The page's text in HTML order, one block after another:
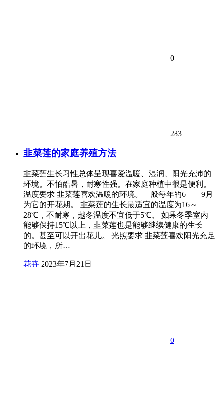
0
283
韭菜莲的家庭养殖方法
韭菜莲生长习性总体呈现喜爱温暖、湿润、阳光充沛的
环境。不怕酷暑，耐寒性强。在家庭种植中很是便利。
温度要求 韭菜莲喜欢温暖的环境。一般每年的6——9月
为它的开花期。 韭菜莲的生长最适宜的温度为16～
28℃，不耐寒，越冬温度不宜低于5℃。 如果冬季室内
能够保持15℃以上，韭菜莲也是能够继续健康的生长
的。甚至可以开出花儿。 光照要求 韭菜莲喜欢阳光充足
的环境，所…
花卉 2023年7月21日
0